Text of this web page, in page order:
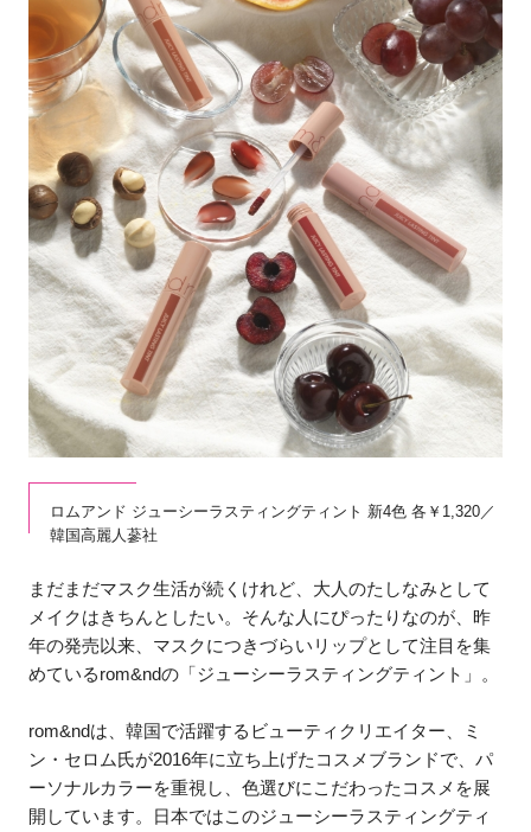
ロムアンド ジューシーラスティングティント 新4色 各￥1,320／
韓国高麗人蔘社
まだまだマスク生活が続くけれど、大人のたしなみとして
メイクはきちんとしたい。そんな人にぴったりなのが、昨
年の発売以来、マスクにつきづらいリップとして注目を集
めているrom&ndの「ジューシーラスティングティント」。
rom&ndは、韓国で活躍するビューティクリエイター、ミ
ン・セロム氏が2016年に立ち上げたコスメブランドで、パ
ーソナルカラーを重視し、色選びにこだわったコスメを展
開しています。日本ではこのジューシーラスティングティ